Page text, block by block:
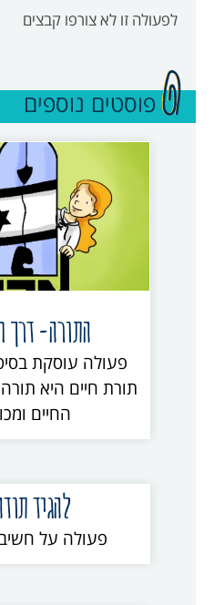
לפעולה זו לא צורפו קבצים
פוסטים נוספים
התורה- דרך
פעולה עוסקת
תורת חיים היא
החיים
להגיד
פעולה על